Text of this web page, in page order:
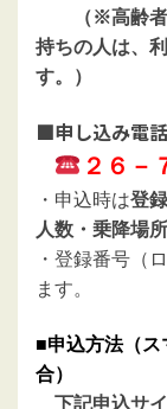
（※高齢者バ
持ちの人は、
す。）
■申し込み電
２６－
・申込時は登
人数・乗降場
・登録番号（
ま す。
■申込方法（ス
合）
下記申込サ